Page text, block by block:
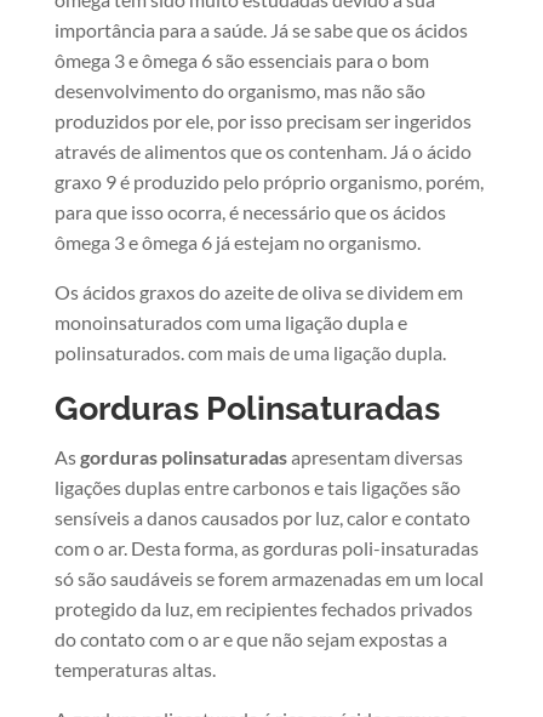
importância para a saúde. Já se sabe que os ácidos
ômega 3 e ômega 6 são essenciais para o bom
desenvolvimento do organismo, mas não são
produzidos por ele, por isso precisam ser ingeridos
através de alimentos que os contenham. Já o ácido
graxo 9 é produzido pelo próprio organismo, porém,
para que isso ocorra, é necessário que os ácidos
ômega 3 e ômega 6 já estejam no organismo.
Os ácidos graxos do azeite de oliva se dividem em
monoinsaturados com uma ligação dupla e
polinsaturados. com mais de uma ligação dupla.
Gorduras Polinsaturadas
Asgorduras polinsaturadasapresentam diversas
ligações duplas entre carbonos e tais ligações são
sensíveis a danos causados por luz, calor e contato
com o ar. Desta forma, as gorduras poli-insaturadas
só são saudáveis se forem armazenadas em um local
protegido da luz, em recipientes fechados privados
do contato com o ar e que não sejam expostas a
temperaturas altas.